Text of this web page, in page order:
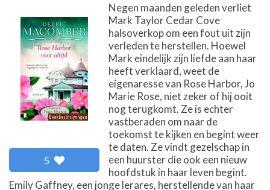
5
Negen maanden geleden verliet
Mark Taylor Cedar Cove
halsoverkop om een fout uit zijn
verleden te herstellen. Hoewel
Mark eindelijk zijn liefde aan haar
heeft verklaard, weet de
eigenaresse van Rose Harbor, Jo
Marie Rose, niet zeker of hij ooit
nog terugkomt. Ze is echter
vastberaden om naar de
toekomst te kijken en begint weer
te daten. Ze vindt gezelschap in
een huurster die ook een nieuw
hoofdstuk in haar leven begint.
Emily Gaffney, een jonge lerares, herstellende van haar